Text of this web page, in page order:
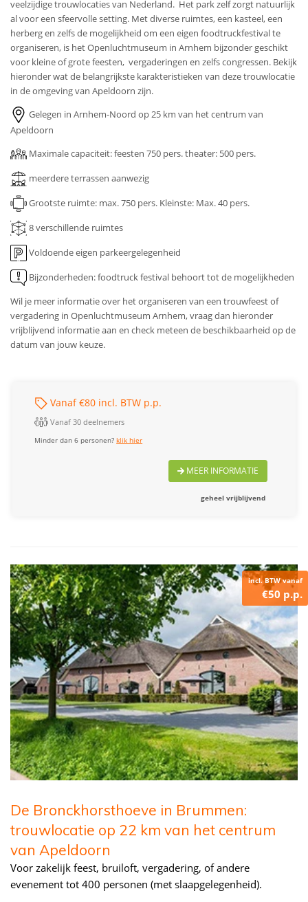
veelzijdige trouwlocaties van Nederland. Het park zelf zorgt natuurlijk
al voor een sfeervolle setting. Met diverse ruimtes, een kasteel, een
herberg en zelfs de mogelijkheid om een eigen foodtruckfestival te
organiseren, is het Openluchtmuseum in Arnhem bijzonder geschikt
voor kleine of grote feesten, vergaderingen en zelfs congressen. Bekijk
hieronder wat de belangrijkste karakteristieken van deze trouwlocatie
in de omgeving van Apeldoorn zijn.
Gelegen in Arnhem-Noord op 25 km van het centrum van
Apeldoorn
Maximale capaciteit: feesten 750 pers. theater: 500 pers.
meerdere terrassen aanwezig
Grootste ruimte: max. 750 pers. Kleinste: Max. 40 pers.
8 verschillende ruimtes
Voldoende eigen parkeergelegenheid
Bijzonderheden: foodtruck festival behoort tot de mogelijkheden
Wil je meer informatie over het organiseren van een trouwfeest of
vergadering in Openluchtmuseum Arnhem, vraag dan hieronder
vrijblijvend informatie aan en check meteen de beschikbaarheid op de
datum van jouw keuze.
Vanaf €80 incl. BTW p.p.
Vanaf 30 deelnemers
Minder dan 6 personen?klik hier
MEER INFORMATIE
geheel vrijblijvend
incl. BTW vanaf
€50 p.p.
De Bronckhorsthoeve in Brummen:
trouwlocatie op 22 km van het centrum
van Apeldoorn
Voor zakelijk feest, bruiloft, vergadering, of andere
evenement tot 400 personen (met slaapgelegenheid).